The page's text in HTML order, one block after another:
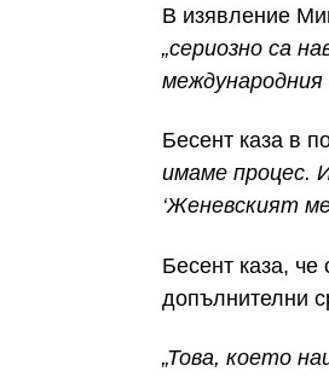
В изявление
„сериозно са
международния
Бесент каза в
имаме процес.
‘Женевският
Бесент каза,
допълнителни
„Това, което